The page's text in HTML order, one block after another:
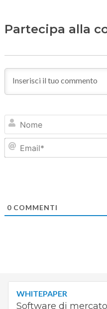
Partecipa alla
0COMMENTI
WHITEPAPER
Software di